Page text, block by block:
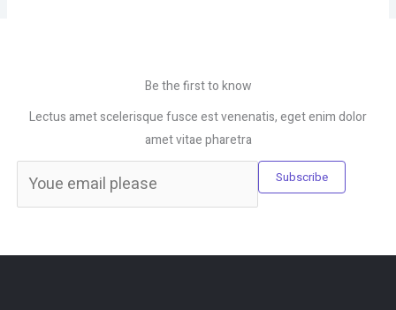
Be the first to know
Lectus amet scelerisque fusce est venenatis, eget enim dolor
amet vitae pharetra
Subscribe